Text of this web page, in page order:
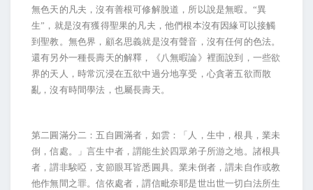
無色天的凡夫，沒有善根可修解脫道，所以說是無暇。“異
生”，就是沒有獲得聖果的凡夫，他們根本沒有因緣可以接觸
到聖教。無色界，顧名思義就是沒有聲音，沒有任何的色法。
還有另外一種長壽天的解釋，《八無暇論》裡面說到，一些欲
界的天人，時常沉浸在五欲中過分地享受，心貪著五欲而散
亂，沒有時間學法，也屬長壽天。
第二圓滿分二：五自圓滿者，如雲：「人，生中，根具，業未
倒，信處。」言生中者，謂能生於四眾弟子所游之地。諸根具
者，謂非騃啞，支節眼耳皆悉圓具。業未倒者，謂未自作或教
他作無間之罪。信依處者，謂信毗奈耶是世出世一切白法所生